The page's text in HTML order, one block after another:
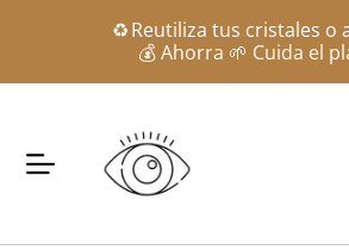
♻️ Reutiliza tus cristales o
💰 Ahorra 🌱 Cuida el